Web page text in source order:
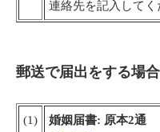
連絡先を記入してく
郵送で届出をする場合
(1)
婚姻届書: 原本2通